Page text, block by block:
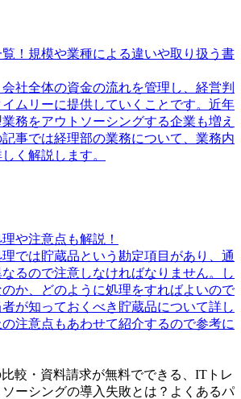
！規模や業種による違いや取り扱う書
社全体の資金の流れを管理し、経営判
ムリーに提供していくことです。近年
務をアウトソーシングする企業も増え
事では経理部の業務について、業務内
く解説します。
や注意点も解説！
では貯蔵品という勘定項目があり、通
るので注意しなければなりません。し
か、どのように処理をすればよいので
が知っておくべき貯蔵品について詳し
注意点もあわせて紹介するので参考に
較・資料請求が無料でできる、ITトレ
ーシングの導入失敗とは？よくあるパ